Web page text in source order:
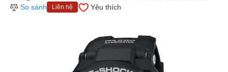
So sánh
Liên hệ Yêu thích